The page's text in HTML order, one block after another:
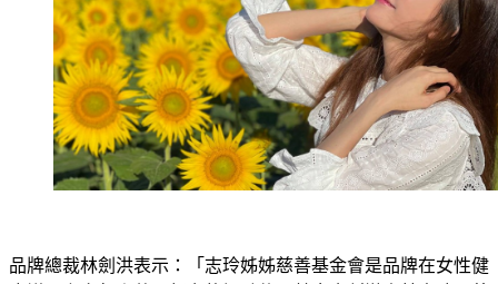
品牌總裁林劍洪表示：「志玲姊姊慈善基金會是品牌在女性健